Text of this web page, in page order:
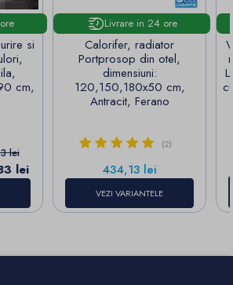
si
cm,
baza
lei
lei
Livrare in 24 ore
Calorifer, radiator
Portprosop din otel,
dimensiuni:
120,150,180x50 cm,
Antracit, Ferano
(2)
Pret
434,13 lei
VEZI VARIANTELE